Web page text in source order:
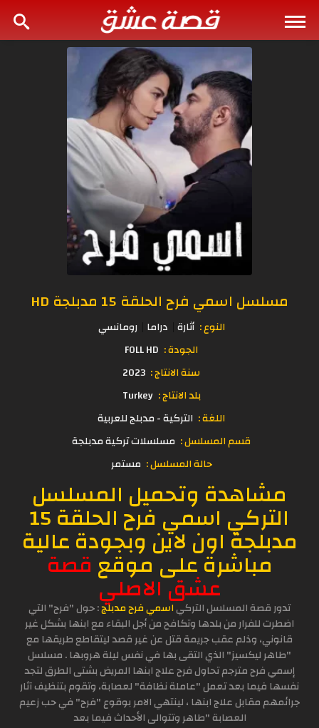
مسلسل اسمي فرح الحلقة 15 مدبلجة HD
النوع : أثارة دراما رومانسي
الجودة : FOLL HD
سنة الانتاج : 2023
بلد الانتاج : Turkey
اللغة : التركية - مدبلج للعربية
قسم المسلسل : مسلسلات تركية مدبلجة
حالة المسلسل : مستمر
مشاهدة وتحميل المسلسل
التركي اسمي فرح الحلقة 15
مدبلجة اون لاين وبجودة عالية
مباشرة على موقع قصة
عشق الاصليتدور قصة المسلسل التركياسمي فرح مدبلج: حول "فرح" التي
اضطرت للفرار من بلدها وتكافح من أجل البقاء مع ابنها بشكل غير
قانوني، وذلم عقب جريمة قتل عن غير قصد ليتقاطع طريقها مع
"طاهر ليكسيز" الذي التقى بها في نفس ليلة هروبها . مسلسل
إسمي فرح مترجم تحاول فرح علاج ابنها المريض بشتى الطرق لتجد
نفسها فيما بعد تعمل "عاملة نظافة" لعصابة، وتقوم بتنظيف آثار
جرائمهم مقابل علاج ابنها ، لينتهي الامر بوقوع "فرح" في حب زعيم
العصابة "طاهر وتتوالى الأحداث فيما بعد